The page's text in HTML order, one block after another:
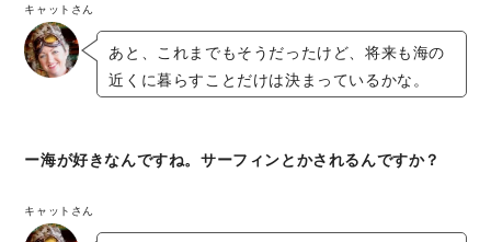
キャットさん
あと、これまでもそうだったけど、将来も海の
近くに暮らすことだけは決まっているかな。
ー海が好きなんですね。サーフィンとかされるんですか？
キャットさん